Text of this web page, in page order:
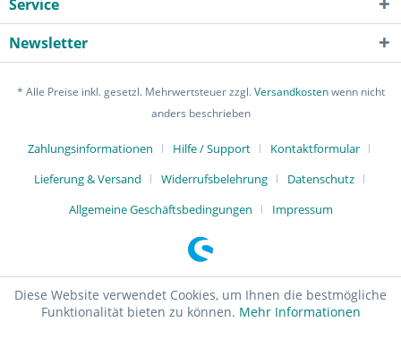
Service
Newsletter
* Alle Preise inkl. gesetzl. Mehrwertsteuer zzgl.Versandkostenwenn nicht
anders beschrieben
Zahlungsinformationen Hilfe / Support
Kontaktformular
Lieferung & Versand
Widerrufsbelehrung
Datenschutz
Allgemeine Geschäftsbedingungen
Impressum
Diese Website verwendet Cookies, um Ihnen die bestmögliche
Funktionalität bieten zu können. Mehr Informationen